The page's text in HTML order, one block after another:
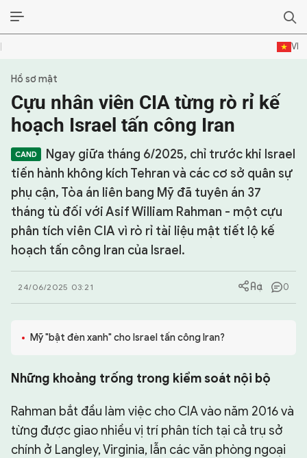
VI
SỰ KIỆN & BÌNH LUẬN
HẬU TRƯỜNG
KINH TẾ - VĂN HÓA - THỂ THAO
HỒ SƠ MẬT
PHÓNG SỰ
HỒ SƠ INTERPOL
VỤ ÁN NỔI TIẾNG
TƯ LIỆU
CHUYÊN TRANG
Hồ sơ mật
Cựu nhân viên CIA từng rò rỉ kế
hoạch Israel tấn công Iran
Ngay giữa tháng 6/2025, chỉ trước khi Israel
tiến hành không kích Tehran và các cơ sở quân sự
phụ cận, Tòa án liên bang Mỹ đã tuyên án 37
tháng tù đối với Asif William Rahman - một cựu
phân tích viên CIA vì rò rỉ tài liệu mật tiết lộ kế
hoạch tấn công Iran của Israel.
24/06/2025 03:21 0
Mỹ "bật đèn xanh" cho Israel tấn công Iran?
Những khoảng trống trong kiểm soát nội bộ
Rahman bắt đầu làm việc cho CIA vào năm 2016 và
từng được giao nhiều vị trí phân tích tại cả trụ sở
chính ở Langley, Virginia, lẫn các văn phòng ngoại